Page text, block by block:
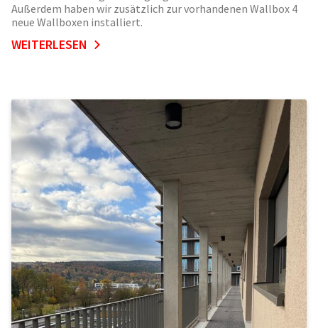
Außerdem haben wir zusätzlich zur vorhandenen Wallbox 4
neue Wallboxen installiert.
WEITERLESEN